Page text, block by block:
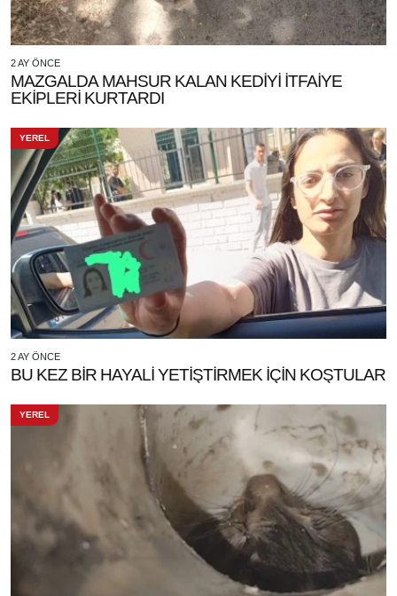
2 AY ÖNCE
MAZGALDA MAHSUR KALAN KEDİYİ İTFAİYE
EKİPLERİ KURTARDI
YEREL
2 AY ÖNCE
BU KEZ BİR HAYALİ YETİŞTİRMEK İÇİN KOŞTULAR
YEREL